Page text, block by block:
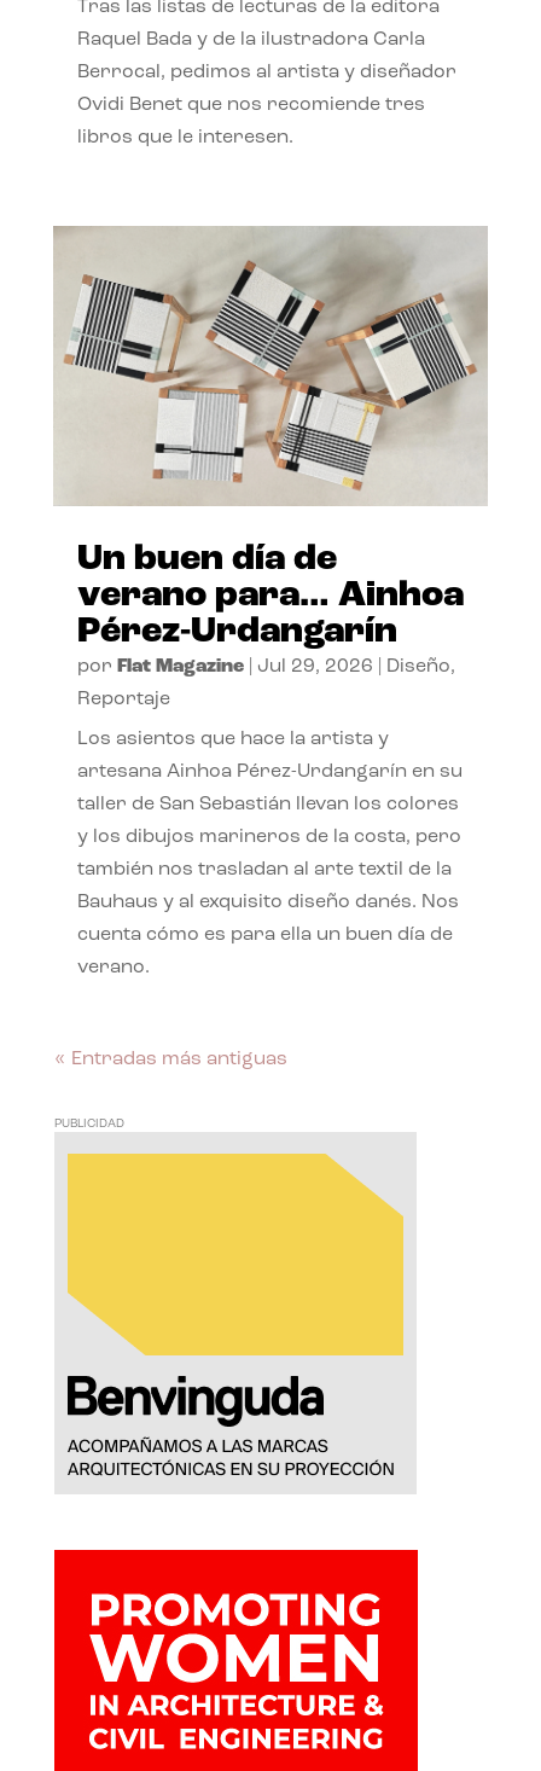
Tras las listas de lecturas de la editora
Raquel Bada y de la ilustradora Carla
Berrocal, pedimos al artista y diseñador
Ovidi Benet que nos recomiende tres
libros que le interesen.
Un buen día de
verano para… Ainhoa
Pérez-Urdangarín
por Flat Magazine| Jul 29, 2026 Diseño,
Reportaje
Los asientos que hace la artista y
artesana Ainhoa Pérez-Urdangarín en su
taller de San Sebastián llevan los colores
y los dibujos marineros de la costa, pero
también nos trasladan al arte textil de la
Bauhaus y al exquisito diseño danés. Nos
cuenta cómo es para ella un buen día de
verano.
« Entradas más antiguas
PUBLICIDAD